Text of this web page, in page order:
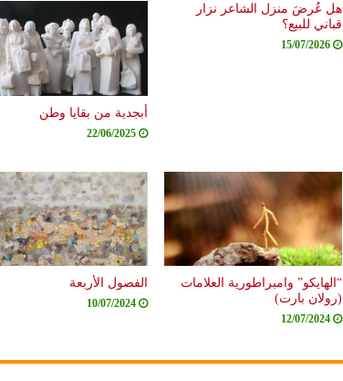
هل عُرضَ منزل الشاعر نزار
قباني للبيع؟
15/07/2026
أبجدية من بقايا وطن
22/06/2025
“الهايكو” وامبراطورية العلامات
(رولان بارت)
12/07/2024
الفصول الأربعة
10/07/2024